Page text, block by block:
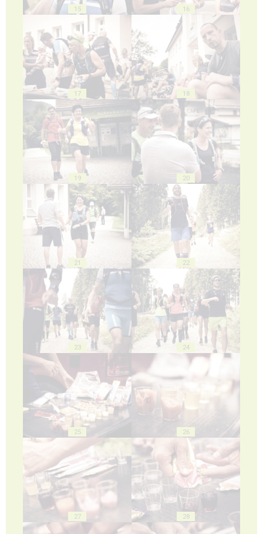
15 16
17 18
19 20
21 22
23 24
25 26
27 28